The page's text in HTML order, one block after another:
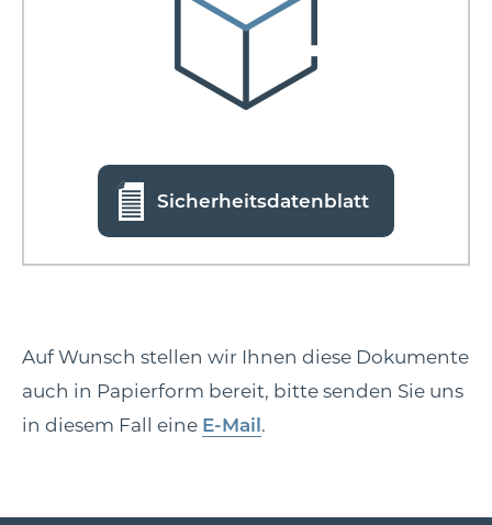
Sicherheitsdatenblatt
Auf Wunsch stellen wir Ihnen diese Dokumente
auch in Papierform bereit, bitte senden Sie uns
in diesem Fall eine E-Mail .